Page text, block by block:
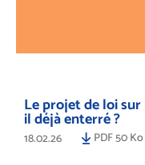
Le projet de loi
il déjà enterré ?
18.02.26 PDF 50 Ko